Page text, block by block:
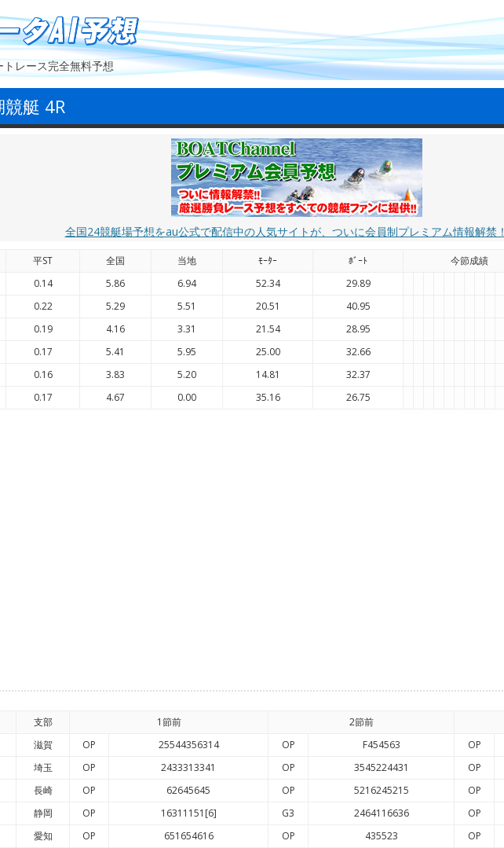
レース完全無料予想
艇 4R
全国24競艇場予想をau公式で配信中の人気サイトが、ついに会員制プレミアム情報解禁！
平ST 全国 当地 ﾓｰﾀｰ ﾎﾞｰﾄ 今節成績
0.14 5.86 6.94 52.34 29.89
0.22 5.29 5.51 20.51 40.95
0.19 4.16 3.31 21.54 28.95
0.17 5.41 5.95 25.00 32.66
0.16 3.83 5.20 14.81 32.37
0.17 4.67 0.00 35.16 26.75
支部 1節前 2節前
滋賀 OP 25544356314 OP F454563 OP
埼玉 OP 2433313341 OP 3545224431 OP
長崎 OP 62645645 OP 5216245215 OP
静岡 OP 16311151[6] G3 2464116636 OP
愛知 OP 651654616 OP 435523 OP